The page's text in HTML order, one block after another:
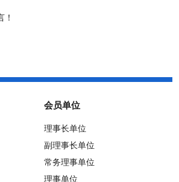
！
会员单位
理事长单位
副理事长单位
常务理事单位
理事单位